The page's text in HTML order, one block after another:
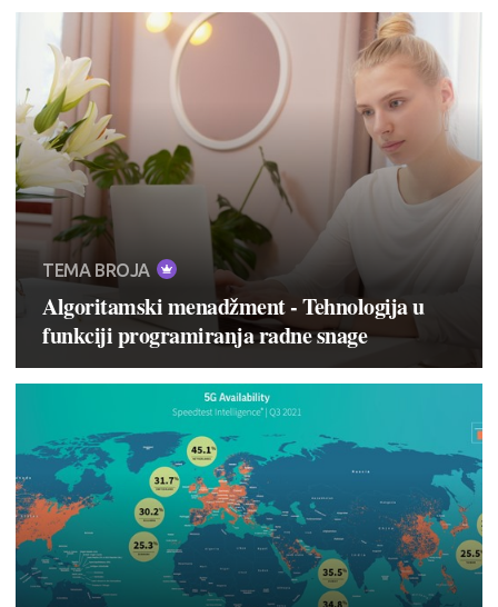
TEMA BROJA
Algoritamski menadžment - Tehnologija u
funkciji programiranja radne snage